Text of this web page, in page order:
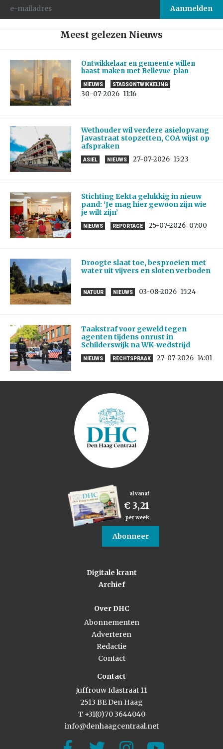
Meest gelezen Nieuws
Ontwikkelaar en gemeente willen
haast maken met Bellevue-plan
NIEUWS STADSONTWIKKELING
30-07-2026 11:16
Wethouder wil verdere asielopvang
Javastraat stopzetten, COA wijst op
afspraken
ASIEL NIEUWS 27-07-2026 15:23
Stichting Eekta gelukkig in nieuw
pand: ‘Je mag hier gewoon zijn wie
je wilt zijn’
NIEUWS REPORTAGE 25-07-2026 07:00
Droogte slaat toe, besproeien met
water uit vijvers en sloten verboden
NATUUR NIEUWS 03-08-2026 15:24
Taakstraf voor geweld tegen
agenten tijdens onrust in
Schilderswijk na WK-wedstrijd
NIEUWS RECHTSPRAAK 27-07-2026 14:01
al vanaf
€ 3,21
per week
Abonneer
Digitale krant
Archief
Over DHC
Abonnementen
Adverteren
Redactie
Contact
Contact
Juffrouw Idastraat 11
2513 BE Den Haag
T +31(0)70 3644040
info@denhaagcentraal.net